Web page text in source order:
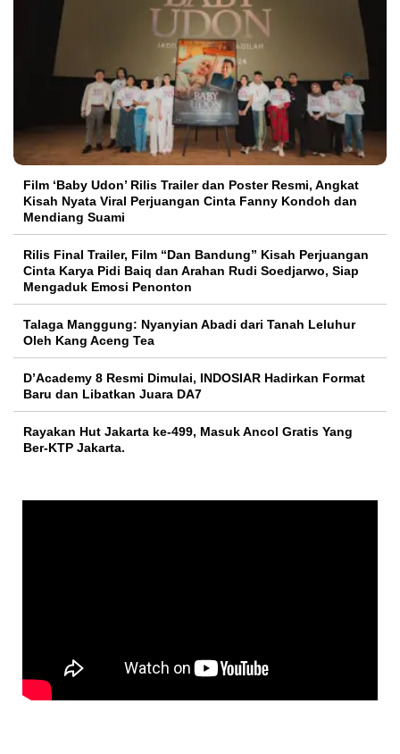
Film ‘Baby Udon’ Rilis Trailer dan Poster Resmi, Angkat
Kisah Nyata Viral Perjuangan Cinta Fanny Kondoh dan
Mendiang Suami
Rilis Final Trailer, Film “Dan Bandung” Kisah Perjuangan
Cinta Karya Pidi Baiq dan Arahan Rudi Soedjarwo, Siap
Mengaduk Emosi Penonton
Talaga Manggung: Nyanyian Abadi dari Tanah Leluhur
Oleh Kang Aceng Tea
D’Academy 8 Resmi Dimulai, INDOSIAR Hadirkan Format
Baru dan Libatkan Juara DA7
Rayakan Hut Jakarta ke-499, Masuk Ancol Gratis Yang
Ber-KTP Jakarta.